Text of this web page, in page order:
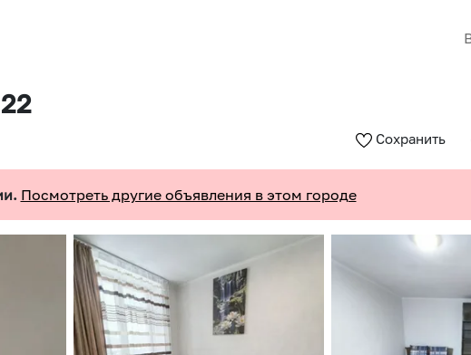
Сохранить
Посмотреть другие объявления в этом городе